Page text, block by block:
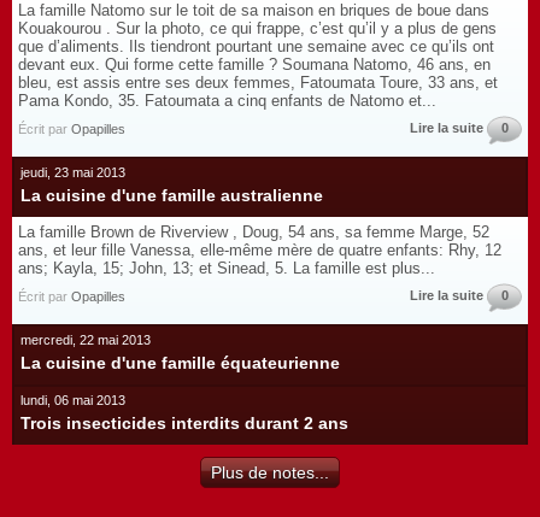
La famille Natomo sur le toit de sa maison en briques de boue dans
Kouakourou . Sur la photo, ce qui frappe, c’est qu’il y a plus de gens
que d’aliments. Ils tiendront pourtant une semaine avec ce qu’ils ont
devant eux. Qui forme cette famille ? Soumana Natomo, 46 ans, en
bleu, est assis entre ses deux femmes, Fatoumata Toure, 33 ans, et
Pama Kondo, 35. Fatoumata a cinq enfants de Natomo et...
Écrit par Opapilles Lire la suite 0
jeudi, 23 mai 2013
La cuisine d'une famille australienne
La famille Brown de Riverview , Doug, 54 ans, sa femme Marge, 52
ans, et leur fille Vanessa, elle-même mère de quatre enfants: Rhy, 12
ans; Kayla, 15; John, 13; et Sinead, 5. La famille est plus...
Écrit par Opapilles Lire la suite 0
mercredi, 22 mai 2013
La cuisine d'une famille équateurienne
lundi, 06 mai 2013
Trois insecticides interdits durant 2 ans
Plus de notes...